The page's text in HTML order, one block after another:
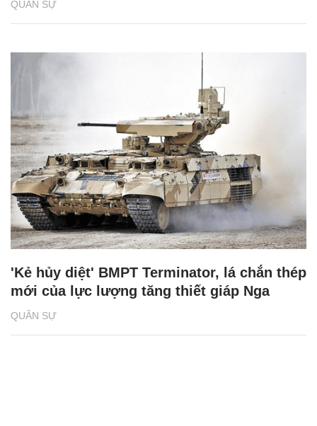
QUÂN SỰ
QUÂN SỰ
'Kẻ hủy diệt' BMPT Terminator, lá chắn thép
mới của lực lượng tăng thiết giáp Nga